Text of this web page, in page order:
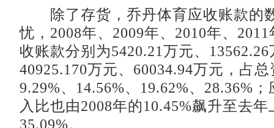
除了存货，乔丹体育应收账款的
忧，2008年、2009年、2010年、
收账款分别为5420.21万元、13562.26
40925.170万元、60034.94万元，占
9.29%、14.56%、19.62%、28.36%
入比也由2008年的10.45%飙升至去年
35.09%。